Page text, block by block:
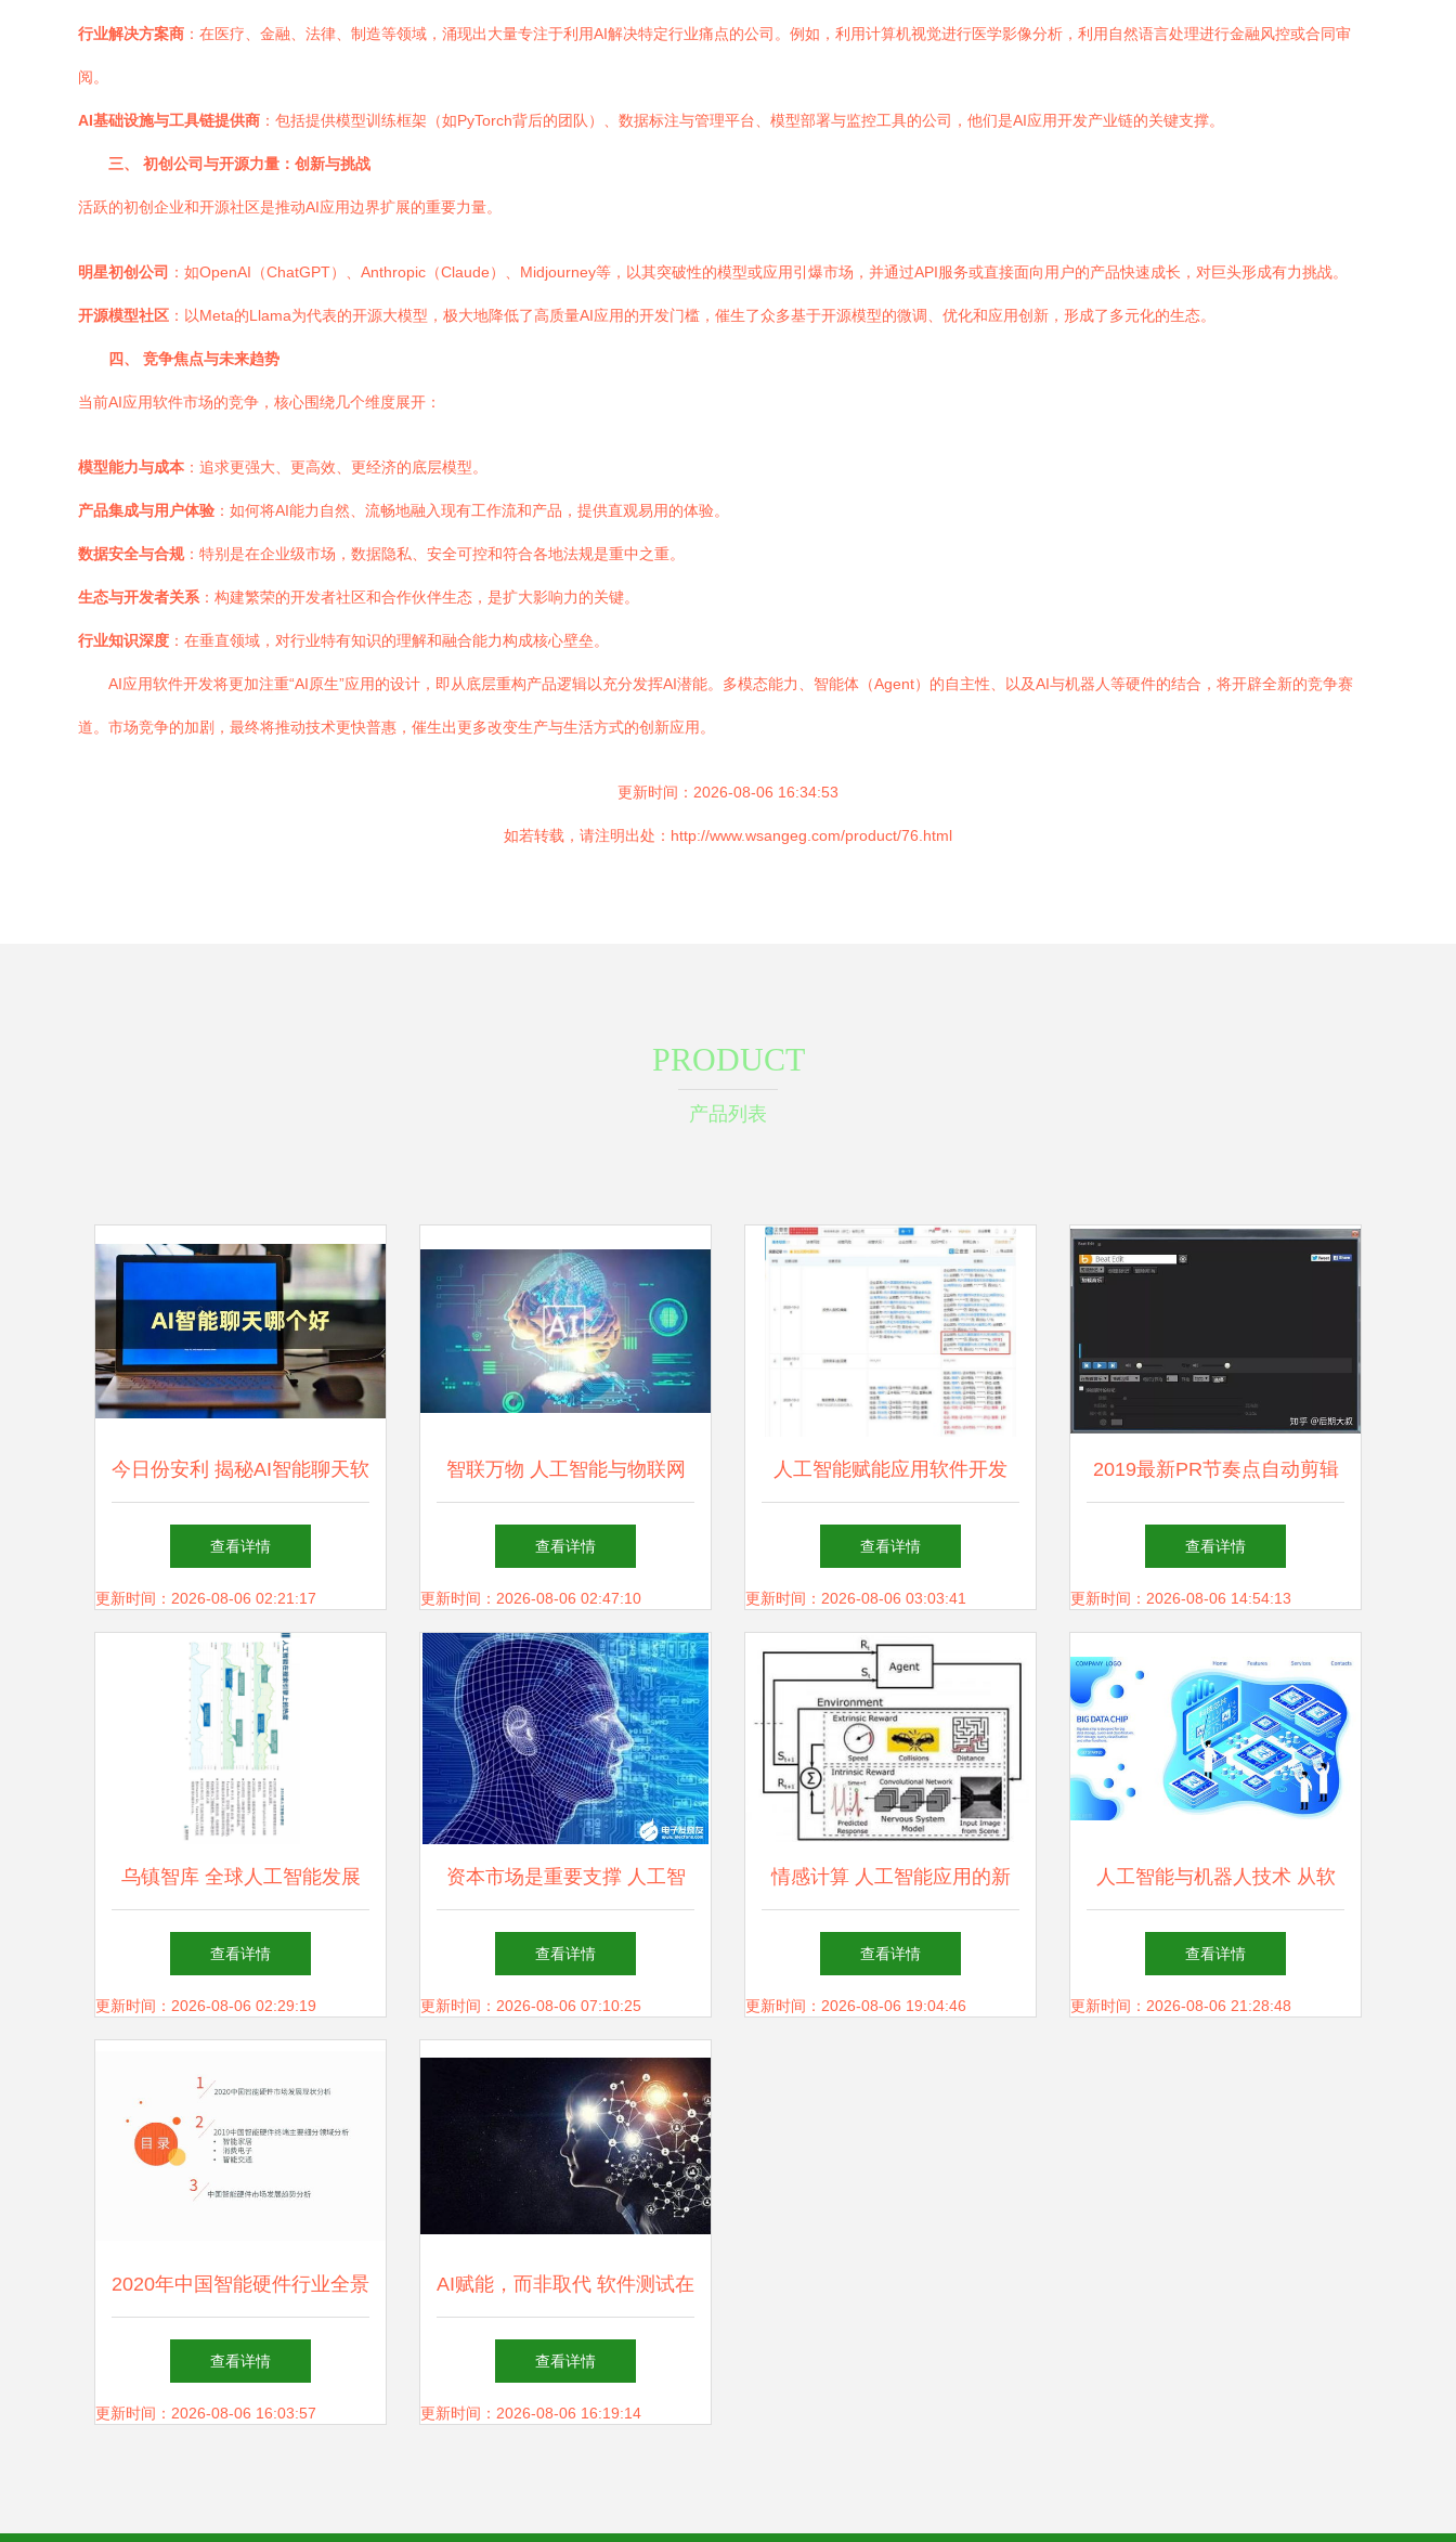
行业解决方案商 ：在医疗、金融、法律、制造等领域，涌现出大量专注于利用AI解决特定行业痛点的公司。例如，利用计算机视觉进行医学影像分析，利用自然语言处理进行金融风控或合同审
阅。
AI基础设施与工具链提供商 ：包括提供模型训练框架（如PyTorch背后的团队）、数据标注与管理平台、模型部署与监控工具的公司，他们是AI应用开发产业链的关键支撑。
三、 初创公司与开源力量：创新与挑战
活跃的初创企业和开源社区是推动AI应用边界扩展的重要力量。
明星初创公司 ：如OpenAI（ChatGPT）、Anthropic（Claude）、Midjourney等，以其突破性的模型或应用引爆市场，并通过API服务或直接面向用户的产品快速成长，对巨头形成有力挑战。
开源模型社区 ：以Meta的Llama为代表的开源大模型，极大地降低了高质量AI应用的开发门槛，催生了众多基于开源模型的微调、优化和应用创新，形成了多元化的生态。
四、 竞争焦点与未来趋势
当前AI应用软件市场的竞争，核心围绕几个维度展开：
模型能力与成本 ：追求更强大、更高效、更经济的底层模型。
产品集成与用户体验 ：如何将AI能力自然、流畅地融入现有工作流和产品，提供直观易用的体验。
数据安全与合规：特别是在企业级市场，数据隐私、安全可控和符合各地法规是重中之重。
生态与开发者关系 ：构建繁荣的开发者社区和合作伙伴生态，是扩大影响力的关键。
行业知识深度 ：在垂直领域，对行业特有知识的理解和融合能力构成核心壁垒。
AI应用软件开发将更加注重“AI原生”应用的设计，即从底层重构产品逻辑以充分发挥AI潜能。多模态能力、智能体（Agent）的自主性、以及AI与机器人等硬件的结合，将开辟全新的竞争赛
道。市场竞争的加剧，最终将推动技术更快普惠，催生出更多改变生产与生活方式的创新应用。
更新时间：2026-08-06 16:34:53
如若转载，请注明出处：http://www.wsangeg.com/product/76.html
PRODUCT
产品列表
今日份安利 揭秘AI智能聊天软
件有哪些与人工智能应用开发
的趋势
查看详情
更新时间：2026-08-06 02:21:17
智联万物 人工智能与物联网
引领的智能家居新纪元
查看详情
更新时间：2026-08-06 02:47:10
人工智能赋能应用软件开发
变革与趋势
查看详情
更新时间：2026-08-06 03:03:41
2019最新PR节奏点自动剪辑
插件 人工智能赋能视频剪
辑，释放双手高效出活
查看详情
更新时间：2026-08-06 14:54:13
乌镇智库 全球人工智能发展
报告2017框架下的人工智能应
用软件开发趋势
查看详情
更新时间：2026-08-06 02:29:19
资本市场是重要支撑 人工智
能应用软件发展带来的五
大“馅饼”与机遇
查看详情
更新时间：2026-08-06 07:10:25
情感计算 人工智能应用的新
兴前沿与发展趋势
查看详情
更新时间：2026-08-06 19:04:46
人工智能与机器人技术 从软
件到应用的革新之路
查看详情
更新时间：2026-08-06 21:28:48
2020年中国智能硬件行业全景
人工智能应用软件开发驱动新
增长
查看详情
更新时间：2026-08-06 16:03:57
AI赋能，而非取代 软件测试在
人工智能时代的价值与演进
查看详情
更新时间：2026-08-06 16:19:14